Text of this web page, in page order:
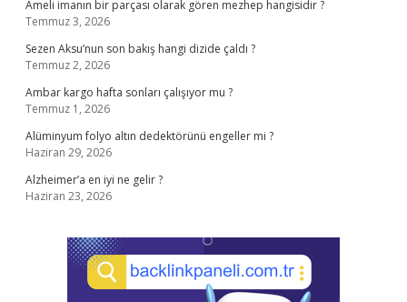
Ameli imanın bir parçası olarak gören mezhep hangisidir ?
Temmuz 3, 2026
Sezen Aksu’nun son bakış hangi dizide çaldı ?
Temmuz 2, 2026
Ambar kargo hafta sonları çalışıyor mu ?
Temmuz 1, 2026
Alüminyum folyo altın dedektörünü engeller mi ?
Haziran 29, 2026
Alzheimer’a en iyi ne gelir ?
Haziran 23, 2026